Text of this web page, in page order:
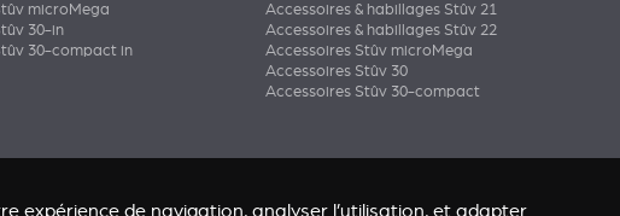
microMega
30-in
30-compact in
Accessoires & habillages Stûv 21
Accessoires & habillages Stûv 22
Accessoires Stûv microMega
Accessoires Stûv 30
Accessoires Stûv 30-compact
expérience de navigation, analyser l’utilisation, et adapter